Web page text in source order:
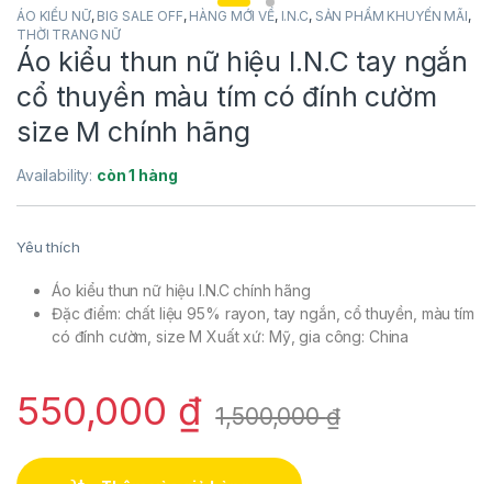
ÁO KIỂU NỮ, BIG SALE OFF, HÀNG MỚI VỀ, I.N.C, SẢN PHẨM KHUYẾN MÃI,
THỜI TRANG NỮ
Áo kiểu thun nữ hiệu I.N.C tay ngắn
cổ thuyền màu tím có đính cườm
size M chính hãng
Availability: còn 1 hàng
Yêu thích
Áo kiểu thun nữ hiệu I.N.C chính hãng
Đặc điểm: chất liệu 95% rayon, tay ngắn, cổ thuyền, màu tím
có đính cườm, size M Xuất xứ: Mỹ, gia công: China
550,000 ₫ 1,500,000₫